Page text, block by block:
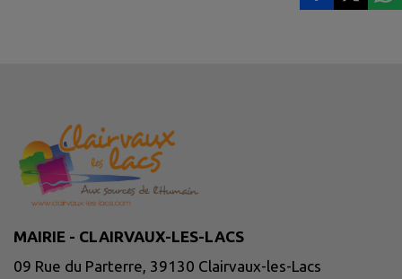
MAIRIE - CLAIRVAUX-LES-LACS
09 Rue du Parterre, 39130 Clairvaux-les-Lacs